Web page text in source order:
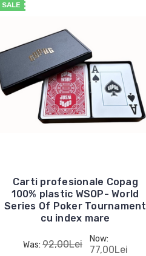
SALE
Carti profesionale Copag
100% plastic WSOP- World
Series Of Poker Tournament
cu index mare
Was: 92,00Lei Now:
77,00Lei